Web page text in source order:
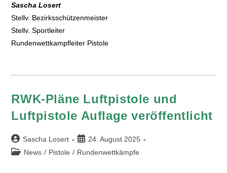
Sascha Losert
Stellv. Bezirksschützenmeister
Stellv. Sportleiter
Rundenwettkampfleiter Pistole
RWK-Pläne Luftpistole und
Luftpistole Auflage veröffentlicht
Sascha Losert
24. August 2025
News / Pistole / Rundenwettkämpfe